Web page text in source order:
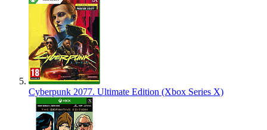
Cyberpunk 2077. Ultimate Edition (Xbox Series X)